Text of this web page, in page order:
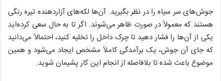
جوش‌های سر سیاه را در نظر بگیرید. آن‌ها لکه‌های آزاردهنده تیره رنگی
هستند که معمولاً در صورت ظاهر می‌شوند. اگر تا به حال سعی کرده‌اید
یکی از آن‌ها را فشار دهید تا چرک داخل را تخلیه کنید، احتمالاً می‌دانید
که جای آن جوش، یک برآمدگی کاملاً مشخص ایجاد می‌شود و همین
موضوع باعث شده تا بلافاصله از انجام این کار پشیمان شوید.